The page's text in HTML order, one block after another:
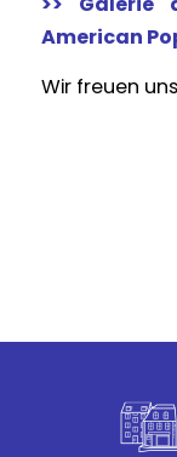
American
Wir freuen